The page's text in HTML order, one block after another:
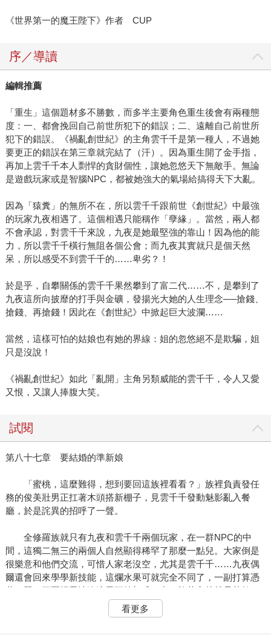
《世界第一的魔王陛下》作者 CUP
序／導讀
編輯推薦
「重生」這個題材多不勝數，而多半主要角色重生後會有兩種態
度：一、都會挽回自己前世所犯下的錯誤；二、遠離自己前世所
犯下的錯誤。《禍亂創世紀》的主角雲千千是第一種人，不過她
要更正的錯誤在第三章就完結了（汗）。因為重生開了金手指，
再加上雲千千本人剽悍的貪財個性，讓她忽悠天下無敵手。無論
是遊戲玩家或是智腦NPC，都被她強大的氣場給搞得天下大亂。
因為「猿糞」的無所不在，所以雲千千跟前世《創世紀》中最強
的玩家九夜相遇了。這個相遇只能稱作「孽緣」。當然，兩人都
不會承認，對雲千千來說，九夜是她最堅強的靠山！因為他的能
力，所以雲千千橫行無阻各個公會；而九夜其實就只是個天然
呆，所以感受不到雲千千的……卑劣？！
於是乎，自攀關係的雲千千果然攀到了富二代……不，是攀到了
九夜這所向披靡的打手與金礦，發揚光大她的人生理念──搶錢、
搶錢、再搶錢！因此在《創世紀》中掀起巨大波瀾……
當然，這樣可怕的姑娘也有她的界線：姐的忽悠絕不是欺騙，姐
只是沒說！
《禍亂創世紀》如此「亂開」主角另類威能的雲千千，令人又愛
又恨，又讓人捧腹大笑。
試閱
第八十七章 要結婚的準新娘
「蜜桃，這麼難得，想到要回這族裡看看？」族裡負責發任
務的俊美壯男正扛著木頭搭新棚子，見雲千千發動魅影亂入餐
廳，於是詫異的招呼了一聲。
全修羅族就只有九夜和雲千千兩個玩家，在一群NPC的中
間，這獨二無三的兩個人自然顯得稀罕了那麼一點兒。大家倒是
很樂意和他們交流，可惜人家老沒空，尤其是雲千千……九夜偶
爾還會回來學學新技能，這爛水果可就完全不同了，一副打算憑
著一單一群兩招雷法吃遍天下的架式，出了族落之後就是黃鶴一
去不復返，連訊息都沒捎回來過的……
看更多